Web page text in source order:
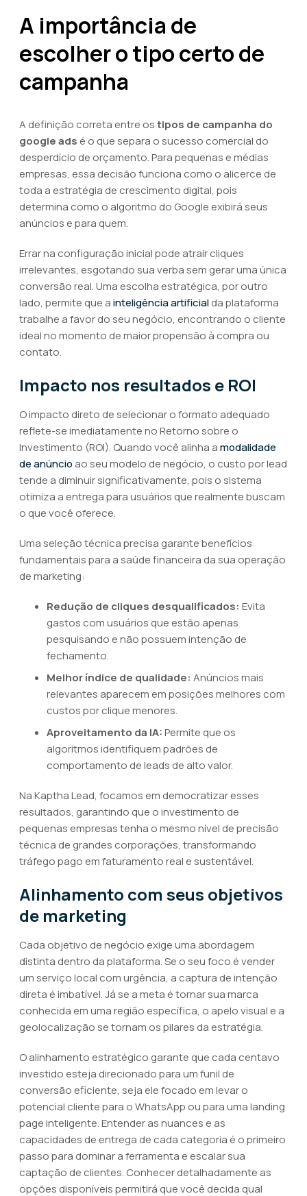
A importância de
escolher o tipo certo de
campanha
A definição correta entre ostipos de campanha do
google ads é o que separa o sucesso comercial do
desperdício de orçamento. Para pequenas e médias
empresas, essa decisão funciona como o alicerce de
toda a estratégia de crescimento digital, pois
determina como o algoritmo do Google exibirá seus
anúncios e para quem.
Errar na configuração inicial pode atrair cliques
irrelevantes, esgotando sua verba sem gerar uma única
conversão real. Uma escolha estratégica, por outro
lado, permite que ainteligência artificialda plataforma
trabalhe a favor do seu negócio, encontrando o cliente
ideal no momento de maior propensão à compra ou
contato.
Impacto nos resultados e ROI
O impacto direto de selecionar o formato adequado
reflete-se imediatamente no Retorno sobre o
Investimento (ROI). Quando você alinha amodalidade
de anúncio ao seu modelo de negócio, o custo por lead
tende a diminuir significativamente, pois o sistema
otimiza a entrega para usuários que realmente buscam
o que você oferece.
Uma seleção técnica precisa garante benefícios
fundamentais para a saúde financeira da sua operação
de marketing:
Redução de cliques desqualificados: Evita
gastos com usuários que estão apenas
pesquisando e não possuem intenção de
fechamento.
Melhor índice de qualidade: Anúncios mais
relevantes aparecem em posições melhores com
custos por clique menores.
Aproveitamento da IA:Permite que os
algoritmos identifiquem padrões de
comportamento de leads de alto valor.
Na Kaptha Lead, focamos em democratizar esses
resultados, garantindo que o investimento de
pequenas empresas tenha o mesmo nível de precisão
técnica de grandes corporações, transformando
tráfego pago em faturamento real e sustentável.
Alinhamento com seus objetivos
de marketing
Cada objetivo de negócio exige uma abordagem
distinta dentro da plataforma. Se o seu foco é vender
um serviço local com urgência, a captura de intenção
direta é imbatível. Já se a meta é tornar sua marca
conhecida em uma região específica, o apelo visual e a
geolocalização se tornam os pilares da estratégia.
O alinhamento estratégico garante que cada centavo
investido esteja direcionado para um funil de
conversão eficiente, seja ele focado em levar o
potencial cliente para o WhatsApp ou para uma landing
page inteligente. Entender as nuances e as
capacidades de entrega de cada categoria é o primeiro
passo para dominar a ferramenta e escalar sua
captação de clientes. Conhecer detalhadamente as
opções disponíveis permitirá que você decida qual